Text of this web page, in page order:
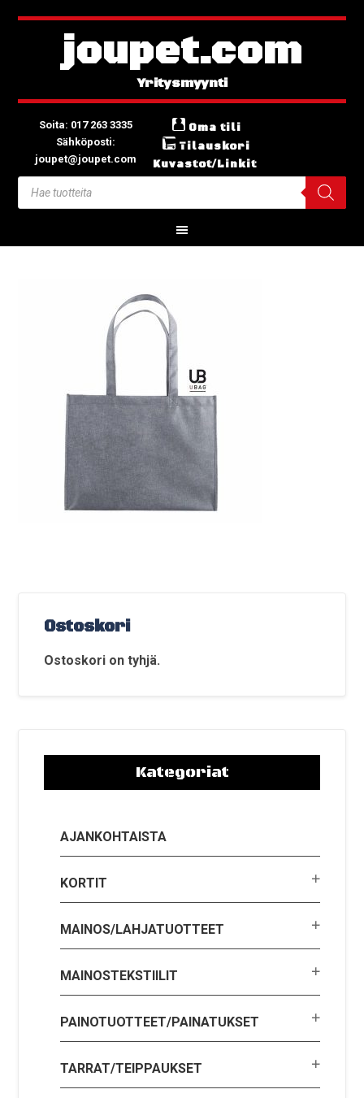
joupet.com
Soita: 017 263 3335
Sähköposti:
joupet@joupet.com
Oma tili
Tilauskori
Kuvastot/Linkit
Ostoskori
Ostoskori on tyhjä.
Kategoriat
AJANKOHTAISTA
KORTIT
MAINOS/LAHJATUOTTEET
MAINOSTEKSTIILIT
PAINOTUOTTEET/PAINATUKSET
TARRAT/TEIPPAUKSET